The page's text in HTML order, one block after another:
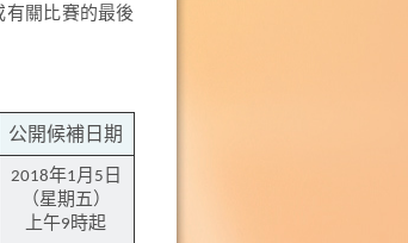
有關比賽的最後
公開候補日期
2018年1月5日
（星期五）
上午9時起